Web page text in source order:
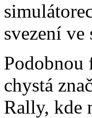
svezení ve
Podobnou
chystá
Rally, kde